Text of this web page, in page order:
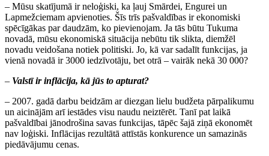
– Mūsu skatījumā ir neloģiski, ka ļauj Smārdei, Engurei un
Lapmežciemam apvienoties. Šīs trīs pašvaldības ir ekonomiski
spēcīgākas par daudzām, ko pievienojam. Ja tās būtu Tukuma
novadā, mūsu ekonomiskā situācija nebūtu tik slikta, diemžēl
novadu veidošana notiek politiski. Jo, kā var sadalīt funkcijas, ja
vienā novadā ir 3000 iedzīvotāju, bet otrā – vairāk nekā 30 000?
– Valstī ir inflācija, kā jūs to apturat?
– 2007. gadā darbu beidzām ar diezgan lielu budžeta pārpalikumu
un aicinājām arī iestādes visu naudu neiztērēt. Tanī pat laikā
pašvaldībai jānodrošina savas funkcijas, tāpēc šajā ziņā ekonomēt
nav loģiski. Inflācijas rezultātā attīstās konkurence un samazinās
piedāvājumu cenas.